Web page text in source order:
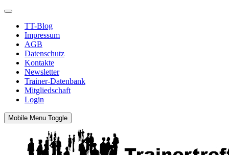
TT-Blog
Impressum
AGB
Datenschutz
Kontakte
Newsletter
Trainer-Datenbank
Mitgliedschaft
Login
Mobile Menu Toggle